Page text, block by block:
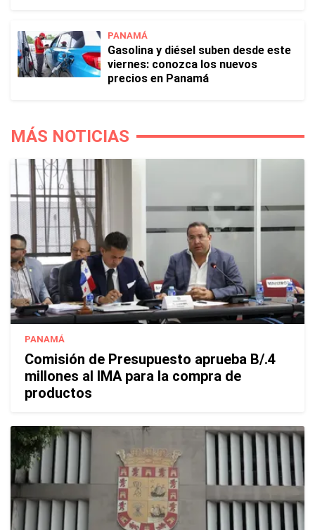
PANAMÁ
Gasolina y diésel suben desde este
viernes: conozca los nuevos
precios en Panamá
MÁS NOTICIAS
PANAMÁ
Comisión de Presupuesto aprueba B/.4
millones al IMA para la compra de
productos